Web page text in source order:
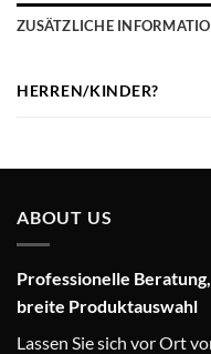
ZUSÄTZLICHE
HERREN/KINDER?
ABOUT US
Professionelle
breite Produktauswahl
Lassen Sie sich vor Ort